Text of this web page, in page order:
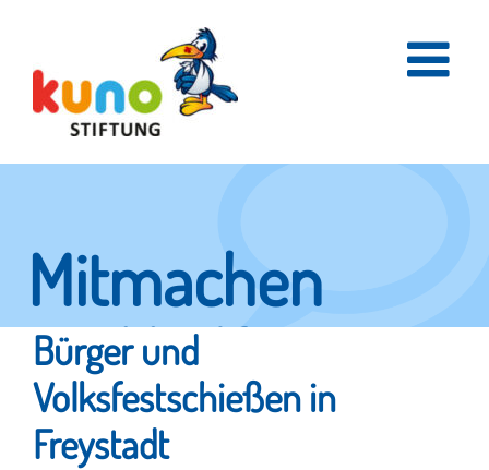
content
Mitmachen
und helfen.
Hier erfahren Sie, wie fleißige Helfer
Bürger und
Volksfestschießen in
Freystadt